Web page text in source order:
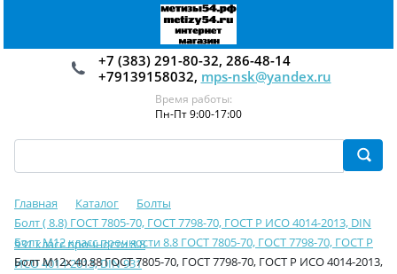
+7 (383) 291-80-32, 286-48-14
+79139158032, mps-nsk@yandex.ru
Время работы:
Пн-Пт 9:00-17:00
Главная Каталог
Болты
Болт ( 8.8) ГОСТ 7805-70, ГОСТ 7798-70, ГОСТ Р ИСО 4014-2013, DIN
931 класс прочности 8.8
Болт М12 класс прочности 8.8 ГОСТ 7805-70, ГОСТ 7798-70, ГОСТ Р
ИСО 4014-2013, DIN 931
Болт М12х 40.88 ГОСТ 7805-70, ГОСТ 7798-70, ГОСТ Р ИСО 4014-2013,